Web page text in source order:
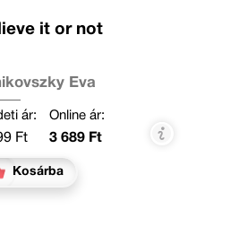
it or not
Éva
ár:
Ft
Online ár:
3 689 Ft
Kosárba